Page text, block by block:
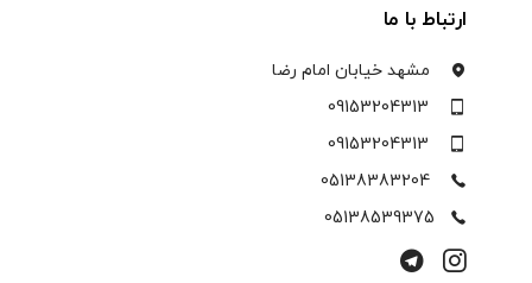
ارتباط با ما
مشهد خیابان امام رضا
09153204313
09153204313
05138383204
05138539375